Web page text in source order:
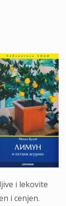
i lekovite
i cenjen.